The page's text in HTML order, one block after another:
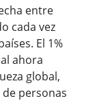
entre
cada vez
El 1%
ahora
global,
personas